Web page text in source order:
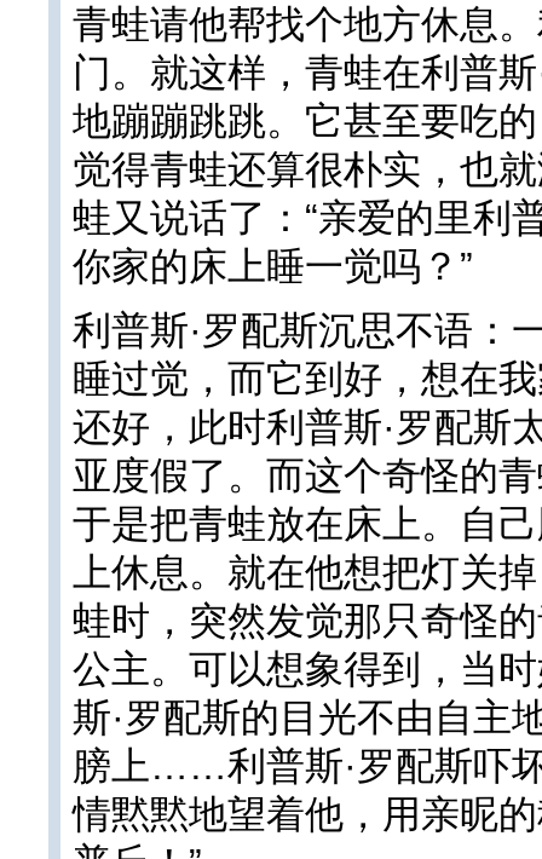
青蛙请他帮找个地方休息
门。就这样，青蛙在利普
地蹦蹦跳跳。它甚至要吃
觉得青蛙还算很朴实，也
蛙又说话了：“亲爱的里利
你家的床上睡一觉吗？”
利普斯·罗配斯沉思不语：
睡过觉，而它到好，想在
还好，此时利普斯·罗配斯
亚度假了。而这个奇怪的
于是把青蛙放在床上。自
上休息。就在他想把灯关
蛙时，突然发觉那只奇怪
公主。可以想象得到，当
斯·罗配斯的目光不由自主
膀上……利普斯·罗配斯吓
情黙黙地望着他，用亲昵